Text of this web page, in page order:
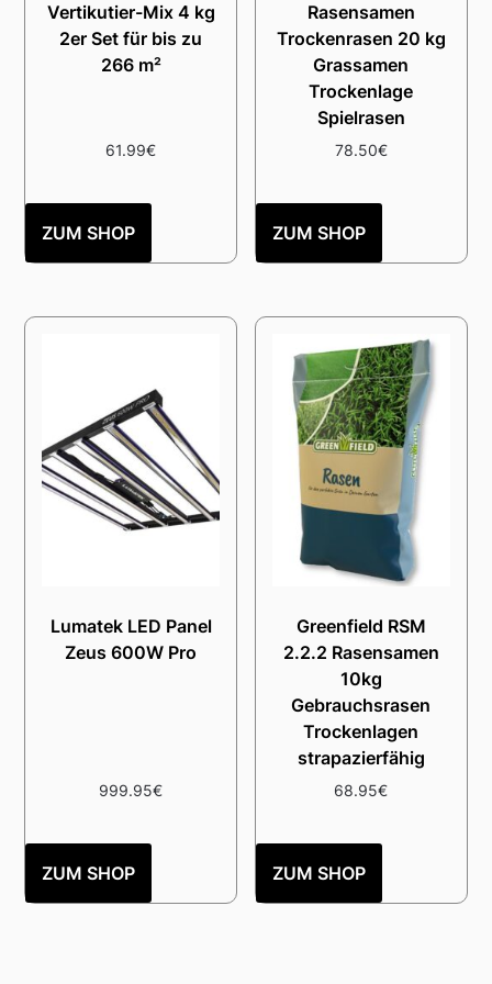
Vertikutier-Mix 4 kg
2er Set für bis zu
266 m²
61.99€
ZUM SHOP
Rasensamen
Trockenrasen 20 kg
Grassamen
Trockenlage
Spielrasen
78.50€
ZUM SHOP
Lumatek LED Panel
Zeus 600W Pro
999.95€
ZUM SHOP
Greenfield RSM
2.2.2 Rasensamen
10kg
Gebrauchsrasen
Trockenlagen
strapazierfähig
68.95€
ZUM SHOP